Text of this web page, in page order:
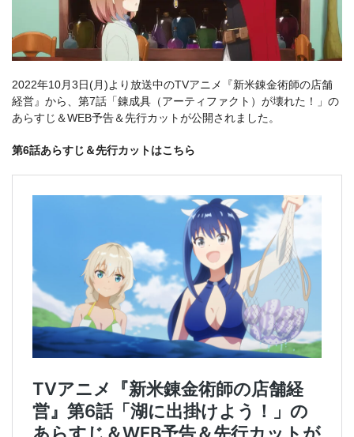
2022年10月3日(月)より放送中のTVアニメ『新米錬金術師の店舗
経営』から、第7話「錬成具（アーティファクト）が壊れた！」の
あらすじ＆WEB予告＆先行カットが公開されました。
第6話あらすじ＆先行カットはこちら